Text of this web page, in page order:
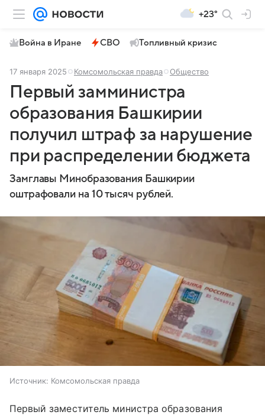
+23°
Война в Иране СВО Топливный кризис
17 января 2025 Комсомольская правда Общество
Первый замминистра
образования Башкирии
получил штраф за нарушение
при распределении бюджета
Замглавы Минобразования Башкирии
оштрафовали на 10 тысяч рублей.
Источник: Комсомольская правда
Первый заместитель министра образования